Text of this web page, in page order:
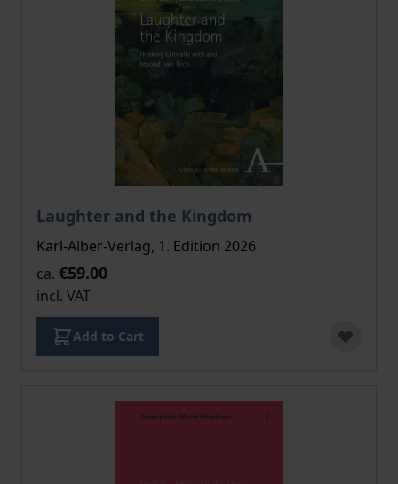
Laughter and the Kingdom
The price depends on the options chosen on the
Karl-Alber-Verlag, 1. Edition 2026
ca. €59.00
incl. VAT
Add to Cart